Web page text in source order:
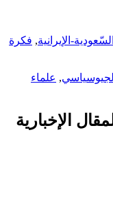
الإيرانية, فكرة
, علماء
الإخبارية